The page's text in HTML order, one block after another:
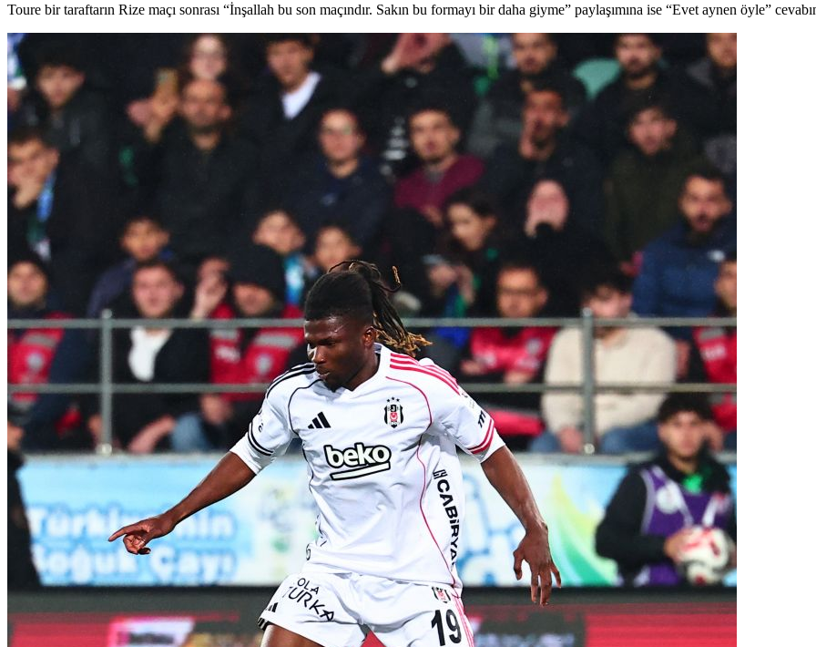
Toure bir taraftarın Rize maçı sonrası “İnşallah bu son maçındır. Sakın bu formayı bir daha giyme” paylaşımına ise “Evet aynen öyle”